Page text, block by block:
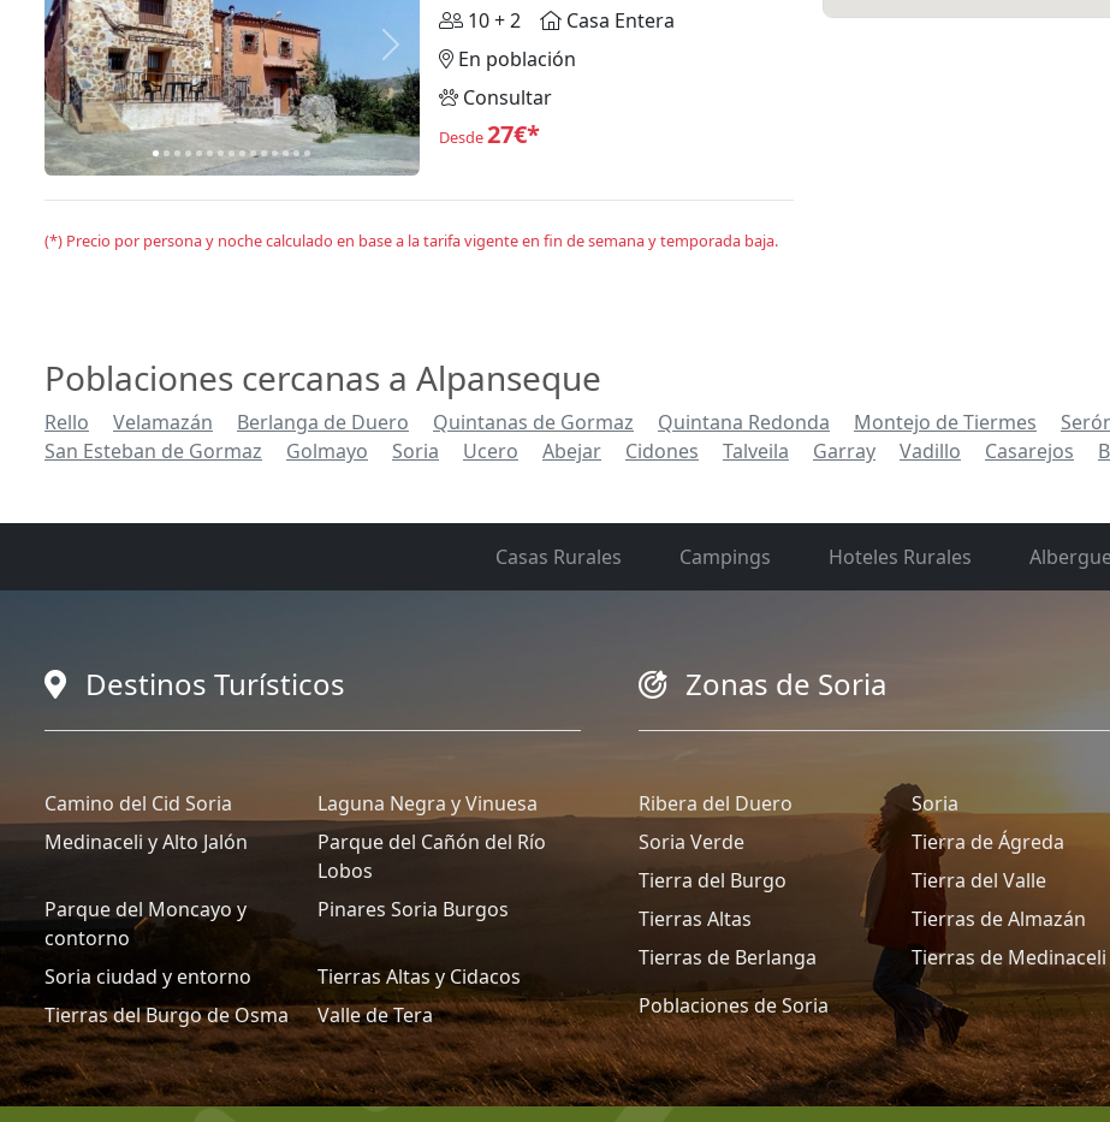
Anterior Siguiente
10 + 2
Casa Entera
En población
Consultar
Desde27€*
(*) Precio por persona y noche calculado en base a la tarifa vigente en fin de semana y temporada baja.
Poblaciones cercanas a Alpanseque
Rello Velamazán Berlanga de Duero Quintanas de Gormaz Quintana Redonda Montejo de Tiermes
San Esteban de Gormaz
Golmayo Soria Ucero Abejar Cidones Talveila Garray Vadillo Casarejos
Casas Rurales Campings Hoteles Rurales
Destinos Turísticos
Camino del Cid Soria
Laguna Negra y Vinuesa
Medinaceli y Alto Jalón
Parque del Cañón del Río
Lobos
Parque del Moncayo y
contorno
Pinares Soria Burgos
Soria ciudad y entorno
Tierras Altas y Cidacos
Tierras del Burgo de Osma
Valle de Tera
Zonas de Soria
Ribera del Duero
Soria
Soria Verde
Tierra de Ágreda
Tierra del Burgo
Tierra del Valle
Tierras Altas
Tierras de Almazán
Tierras de Berlanga
Tierras de Medinaceli
Poblaciones de Soria